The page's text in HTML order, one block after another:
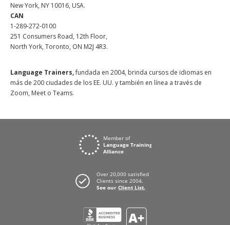
New York, NY 10016, USA.
CAN
1-289-272-0100
251 Consumers Road, 12th Floor,
North York, Toronto, ON M2J 4R3.
Language Trainers,fundada en 2004, brinda cursos de idiomas en
más de 200 ciudades de los EE. UU. y también en línea a través de
Zoom, Meet o Teams.